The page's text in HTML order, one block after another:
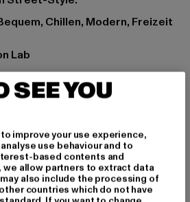
Chillen, Modern, Freizeit
Lab
50% Polyester, 50% Wolle
Agency GmbH & Co. KG |
SEE YOU
improve your use experience,
use behaviour and to
based contents and
allow partners to extract data
also include the processing of
countries which do not have